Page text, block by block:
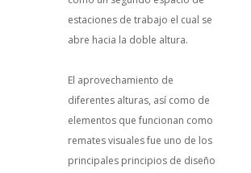
estaciones de trabajo el cual se
abre hacia la doble altura.
El aprovechamiento de
diferentes alturas, así como de
elementos que funcionan como
remates visuales fue uno de los
principales principios de diseño